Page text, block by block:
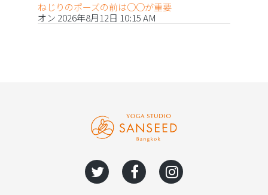
ねじりのポーズの前は〇〇が重要
オン 2026年8月12日 10:15 AM